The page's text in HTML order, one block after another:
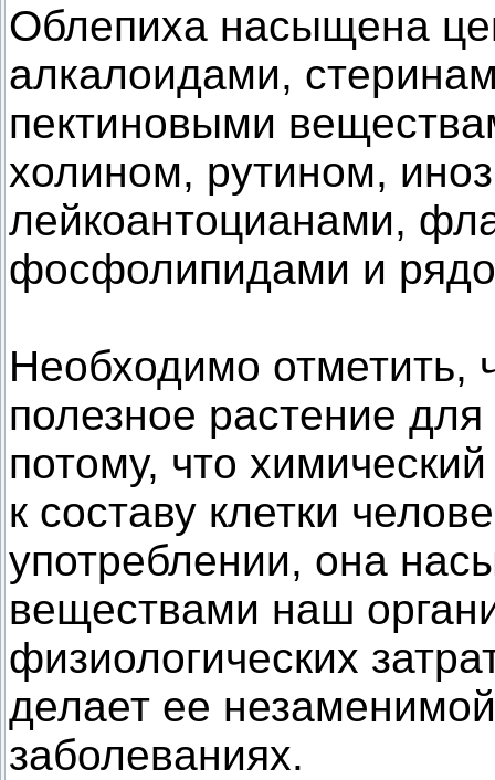
Облепиха насыщена
алкалоидами,
пектиновыми
холином, рутином,
лейкоантоцианами,
фосфолипидами и
Необходимо отметить,
полезное растение
потому, что
к составу клетки
употреблении, она
веществами наш
физиологических
делает ее
заболеваниях.